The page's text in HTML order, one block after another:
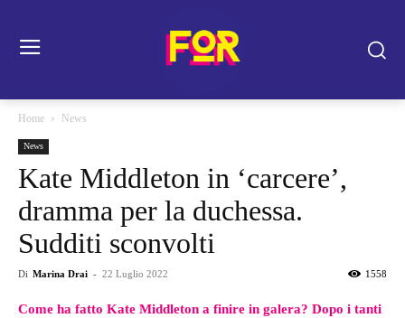
Home News
News
Kate Middleton in ‘carcere’,
dramma per la duchessa.
Sudditi sconvolti
Di Marina Drai - 22 Luglio 2022 1558
Come ha fatto Kate Middleton a finire in galera? Dopo i tanti